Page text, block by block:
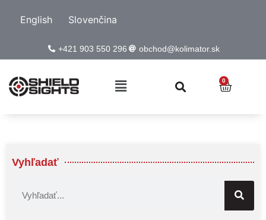
English Slovenčina
+421 903 550 296 obchod@kolimator.sk
0
Vyhľadať